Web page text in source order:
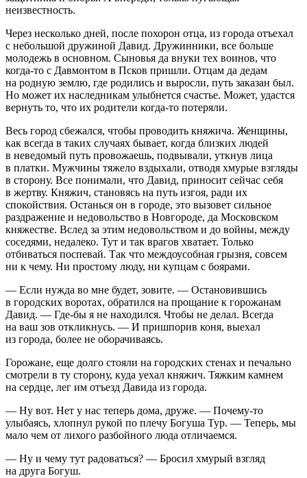
неизвестность.
Через несколько дней, после похорон отца, из города отъехал
с небольшой дружиной Давид. Дружинники, все больше
молодежь в основном. Сыновья да внуки тех воинов, что
когда-то с Давмонтом в Псков пришли. Отцам да дедам
на родную землю, где родились и выросли, путь заказан был.
Но может их наследникам улыбнется счастье. Может, удастся
вернуть то, что их родители когда-то потеряли.
Весь город сбежался, чтобы проводить княжича. Женщины,
как всегда в таких случаях бывает, когда близких людей
в неведомый путь провожаешь, подвывали, уткнув лица
в платки. Мужчины тяжело вздыхали, отводя хмурые взгляды
в сторону. Все понимали, что Давид, приносит сейчас себя
в жертву. Княжич, становясь на путь изгоя, ради их
спокойствия. Останься он в городе, это вызовет сильное
раздражение и недовольство в Новгороде, да Московском
княжестве. Вслед за этим недовольством и до войны, между
соседями, недалеко. Тут и так врагов хватает. Только
отбиваться поспевай. Так что междоусобная грызня, совсем
ни к чему. Ни простому люду, ни купцам с боярами.
— Если нужда во мне будет, зовите. — Остановившись
в городских воротах, обратился на прощание к горожанам
Давид. — Где-бы я не находился. Чтобы не делал. Всегда
на ваш зов откликнусь. — И пришпорив коня, выехал
из города, более не оборачиваясь.
Горожане, еще долго стояли на городских стенах и печально
смотрели в ту сторону, куда уехал княжич. Тяжким камнем
на сердце, лег им отъезд Давида из города.
— Ну вот. Нет у нас теперь дома, друже. — Почему-то
улыбаясь, хлопнул рукой по плечу Богуша Тур. — Теперь, мы
мало чем от лихого разбойного люда отличаемся.
— Ну и чему тут радоваться? — Бросил хмурый взгляд
на друга Богуш.